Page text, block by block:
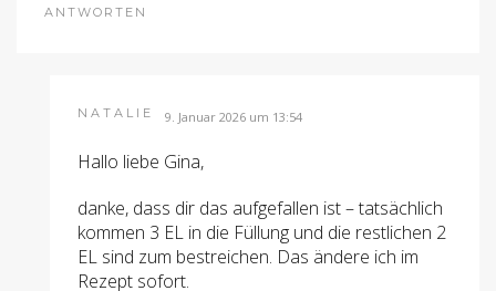
ANTWORTEN
NATALIE 9. Januar 2026 um 13:54
Hallo liebe Gina,
danke, dass dir das aufgefallen ist – tatsächlich
kommen 3 EL in die Füllung und die restlichen 2
EL sind zum bestreichen. Das ändere ich im
Rezept sofort.